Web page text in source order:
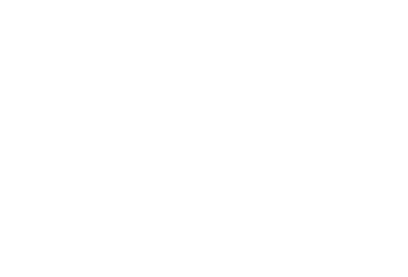
un ami à l'auteur
votre photo de cette